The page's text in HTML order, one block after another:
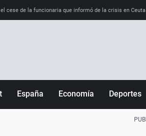
cese de la funcionaria que informó de la crisis en Ceuta
España Economía Deportes